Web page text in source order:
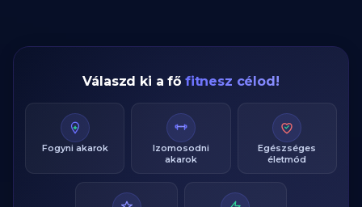
Válaszd ki a fő fitnesz célod!
Fogyni akarok
Izomosodni
akarok
Egészséges
életmód